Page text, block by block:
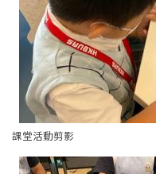
課堂活動剪影